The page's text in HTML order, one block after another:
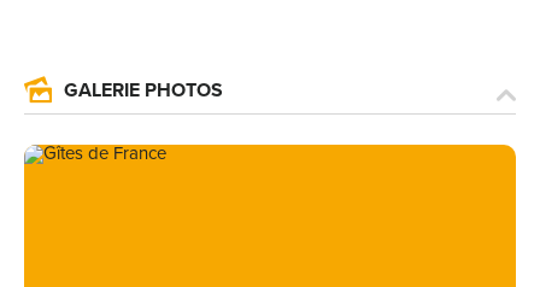
GALERIE PHOTOS